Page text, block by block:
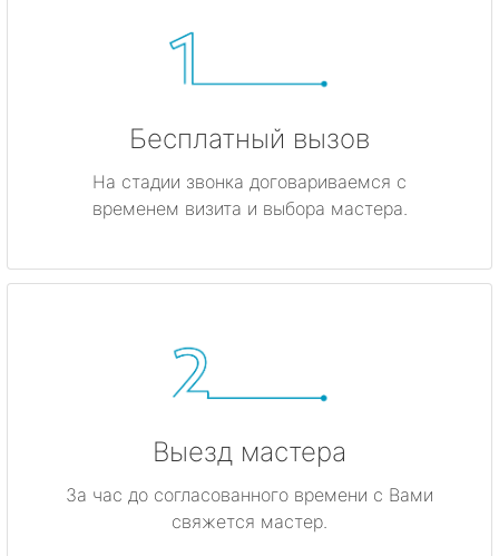
Бесплатный вызов
На стадии звонка договариваемся с
временем визита и выбора мастера.
Выезд мастера
За час до согласованного времени с Вами
свяжется мастер.